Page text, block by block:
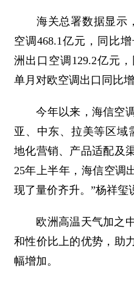
海关总署数据显示，
空调468.1亿元，同比
洲出口空调129.2亿元
单月对欧空调出口同比增
今年以来，海信空调
亚、中东、拉美等区域
地化营销、产品适配及
25年上半年，海信空调
现了量价齐升。”杨祥玺
欧洲高温天气加之中
和性价比上的优势，助
幅增加。